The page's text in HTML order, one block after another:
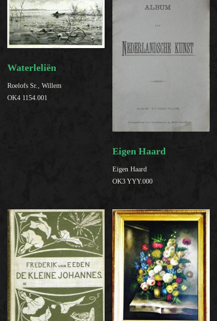
Waterleliën
Roelofs Sr., Willem
OK4 1154.001
Eigen Haard
Eigen Haard
OK3 YYY.000